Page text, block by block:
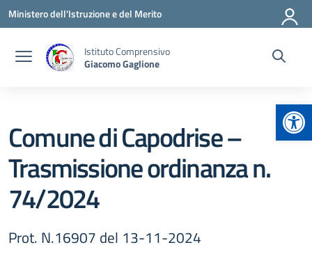
Vai ai contenuti
Vai al menu di navigazione
Vai al footer
Ministero dell'Istruzione e del Merito
Istituto Comprensivo
Giacomo Gaglione
Comune di Capodrise –
Trasmissione ordinanza n.
74/2024
Prot. N.16907 del 13-11-2024